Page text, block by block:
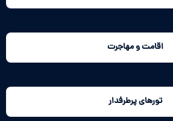
اقامت و مهاجرت
تورهای پرطرفدار